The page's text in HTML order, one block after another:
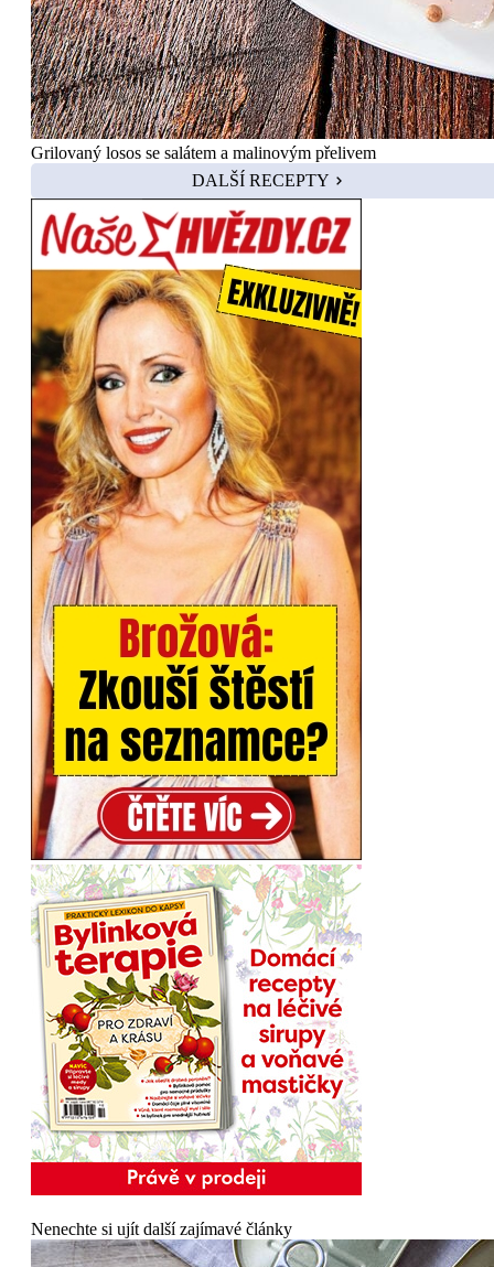
Grilovaný losos se salátem a malinovým přelivem
DALŠÍ RECEPTY
Nenechte si ujít další zajímavé články